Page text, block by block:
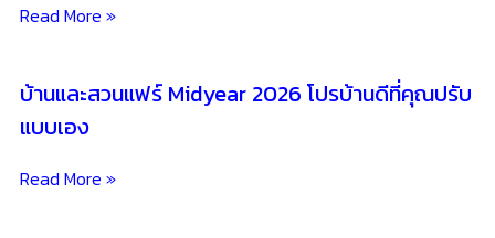
Read More »
บ้านและสวนแฟร์ Midyear 2026 โปรบ้านดีที่คุณปรับ
แบบเอง
Read More »